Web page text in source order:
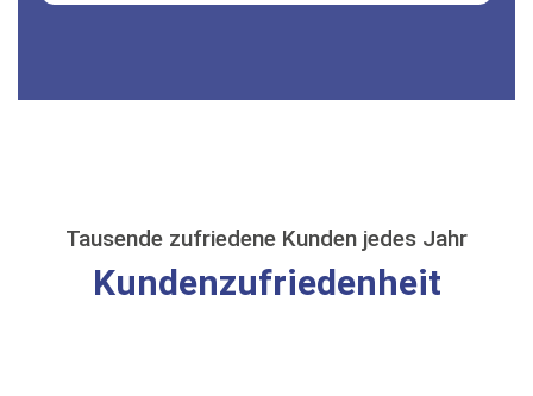
Tausende zufriedene Kunden jedes Jahr
Kundenzufriedenheit